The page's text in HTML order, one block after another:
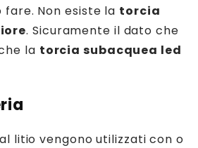
fare. Non esiste la torcia
. Sicuramente il dato che
la torcia subacquea led
litio vengono utilizzati con o